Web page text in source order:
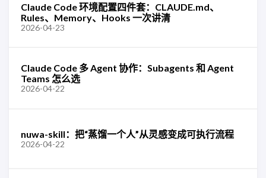
Claude Code 环境配置四件套：CLAUDE.md、
Rules、Memory、Hooks 一次讲清
2026-04-23
Claude Code 多 Agent 协作：Subagents 和 Agent
Teams 怎么选
2026-04-22
nuwa-skill：把“蒸馏一个人”从灵感变成可执行流程
2026-04-22